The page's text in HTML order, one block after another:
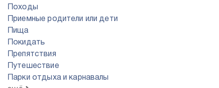
Походы
Приемные родители или дети
Пища
Покидать
Препятствия
Путешествие
Парки отдыха и карнавалы